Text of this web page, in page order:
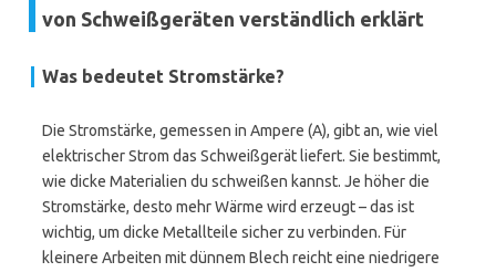
von Schweißgeräten verständlich erklärt
Was bedeutet Stromstärke?
Die Stromstärke, gemessen in Ampere (A), gibt an, wie viel
elektrischer Strom das Schweißgerät liefert. Sie bestimmt,
wie dicke Materialien du schweißen kannst. Je höher die
Stromstärke, desto mehr Wärme wird erzeugt – das ist
wichtig, um dicke Metallteile sicher zu verbinden. Für
kleinere Arbeiten mit dünnem Blech reicht eine niedrigere